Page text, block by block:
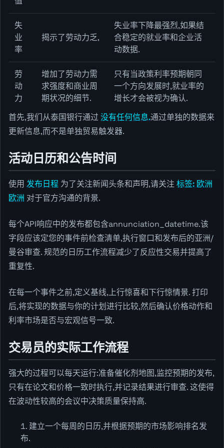
失
业
率
揭示了劳动力乏,
失业率下降最强烈,如果结
合稳定的就业率和企业活
动数据.
劳
动
力
增加了劳动力需
求强度和商业周
期状况的细节.
只有当政策利率预期朝同
一个方向发展时,就业率的
增长才会被视为确认.
首先,我们从泰国银行通过 没有任何信息.通过单独的数据来
更新信息,而不是单独贸易触发器.
活动日历和公告时间
使用 发布日程 为了关注新闻头条和声明,请关注 标签: 欧洲
欧洲 对于官方沟通的背景.
每个API响应中的发布都包含annunciation_datetime.该
字段应该定您的事件前检查清单,执行窗口和发布后的亚洲/
曼谷审查. 规范的日历工作流程减少了反应性交易并提高了
重复性.
在每一个事件之前,定义基线,上行惊喜和下行惊情景. 打印
后,将实现的数据与你的计划进行比较,然后确认价格动作和
利率市场是否与宏观信号一致.
交易员的实际工作流程
强大的过程可以每天运行:准备催化剂地图,监控预期的发布,
只有在论文和价格一致时执行,并记录结果进行审查. 这使得
在波动性较高的会议中决策质量保持高.
建立一个每周的日历,并根据预期的市场影响排名发
布.